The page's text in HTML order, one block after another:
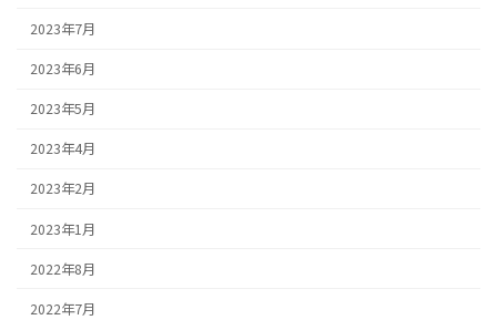
2023年7月
2023年6月
2023年5月
2023年4月
2023年2月
2023年1月
2022年8月
2022年7月